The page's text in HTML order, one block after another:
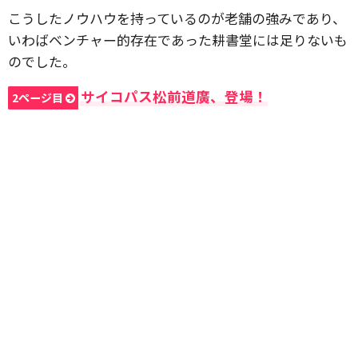
こうしたノウハウを持っているのが老舗の強みであり、
いわばベンチャー的存在であった耕書堂には足りないも
のでした。
2ページ目 サイコパス松前道廣、登場！